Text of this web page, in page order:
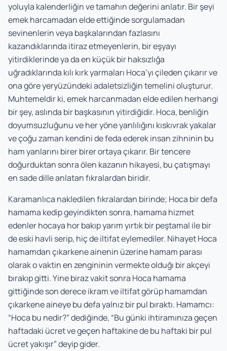
yoluyla kalenderliğin ve tamahın değerini anlatır. Bir şeyi
emek harcamadan elde ettiğinde sorgulamadan
sevinenlerin veya başkalarından fazlasını
kazandıklarında itiraz etmeyenlerin, bir eşyayı
yitirdiklerinde ya da en küçük bir haksızlığa
uğradıklarında kılı kırk yarmaları Hoca’yı çileden çıkarır ve
ona göre yeryüzündeki adaletsizliğin temelini oluşturur.
Muhtemeldir ki, emek harcanmadan elde edilen herhangi
bir şey, aslında bir başkasının yitirdiğidir. Hoca, benliğin
doyumsuzluğunu ve her yöne yanlılığını kıskıvrak yakalar
ve çoğu zaman kendini de feda ederek insan zihninin bu
ham yanlarını birer birer ortaya çıkarır. Bir tencere
doğurduktan sonra ölen kazanın hikayesi, bu çatışmayı
en sade dille anlatan fıkralardan biridir.
Karamanlıca nakledilen fıkralardan birinde; Hoca bir defa
hamama kedip geyindikten sonra, hamama hizmet
edenler hocaya hor bakıp yarım yırtık bir peştamal ile bir
de eski havli serip, hiç de iltifat eylemediler. Nihayet Hoca
hamamdan çıkarkene ainenin üzerine hamam parası
olarak o vaktin en zengininin vermekte olduğı bir akçeyi
bırakıp gitti. Yine biraz vakit sonra Hoca hamama
gittiğinde son derece ikram ve iltifat görüp hamamdan
çıkarkene aineye bu defa yalnız bir pul bıraktı. Hamamcı:
“Hoca bu nedir?” dediğinde, “Bu günki ihtiramınıza geçen
haftadaki ücret ve geçen haftakine de bu haftaki bir pul
ücret yakışır” deyip gider.